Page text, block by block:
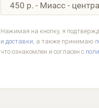
450 p. - Миасс -
Нажимая на кнопку, я
и доставки, а также принимаю
что ознакомлен и согласен с